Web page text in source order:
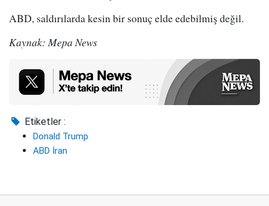
ABD, saldırılarda kesin bir sonuç elde edebilmiş değil.
Kaynak: Mepa News
Etiketler :
Donald Trump
ABD İran